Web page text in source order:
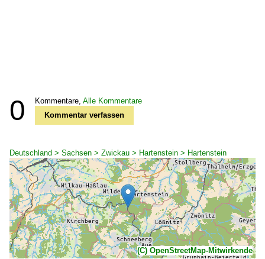
0 Kommentare, Alle Kommentare
Kommentar verfassen
Deutschland > Sachsen > Zwickau > Hartenstein > Hartenstein
(C) OpenStreetMap-Mitwirkende